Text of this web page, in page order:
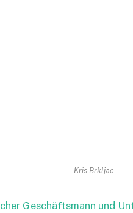
Kris Brkljac
Geschäftsmann und